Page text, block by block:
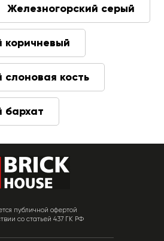
Железногорский серый
коричневый
кость
бархат
публичной офертой
со статьей 437 ГК РФ